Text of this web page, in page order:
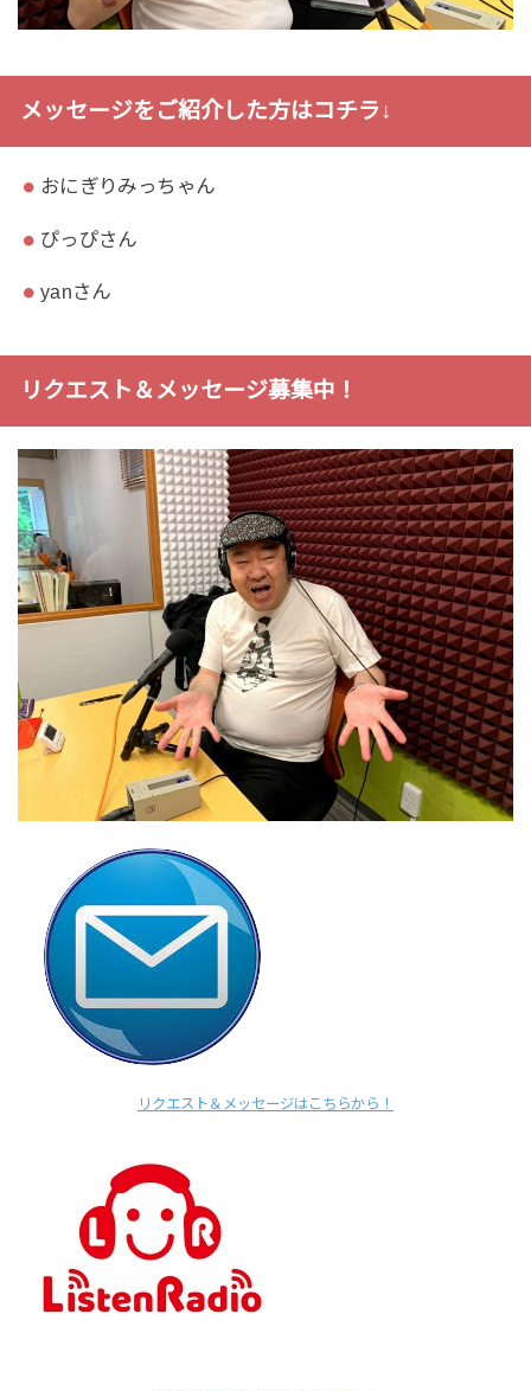
メッセージをご紹介した方はコチラ↓
おにぎりみっちゃん
ぴっぴさん
yanさん
リクエスト＆メッセージ募集中！
リクエスト＆メッセージはこちらから！